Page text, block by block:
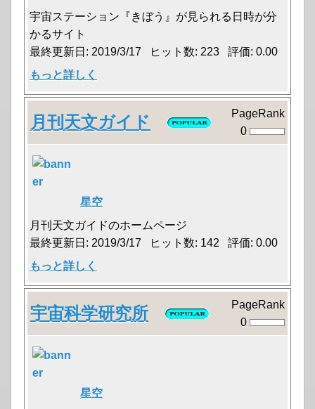
宇宙ステーション『きぼう』が見られる日時が分
かるサイト
最終更新日: 2019/3/17 ヒット数: 223 評価: 0.00
もっと詳しく
月刊天文ガイド
PageRank
0
星空
月刊天文ガイドのホームページ
最終更新日: 2019/3/17 ヒット数: 142 評価: 0.00
もっと詳しく
宇宙科学研究所
PageRank
0
星空